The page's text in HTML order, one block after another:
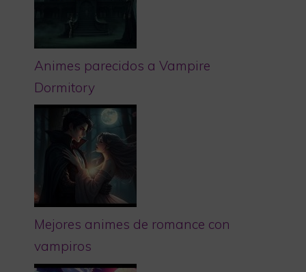
Animes parecidos a Vampire
Dormitory
Mejores animes de romance con
vampiros